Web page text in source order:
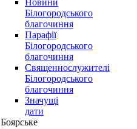
Новини
Білогородського
благочиння
Парафії
Білогородського
благочиння
Священнослужителі
Білогородського
благочиння
Значущі
дати
Боярське